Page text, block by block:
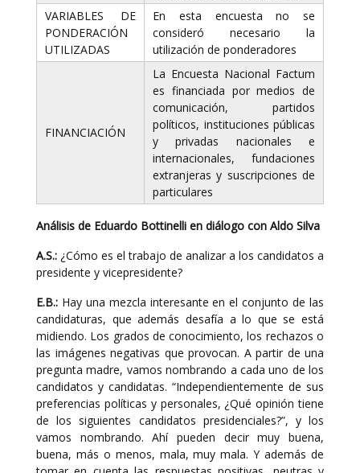
VARIABLES DE
PONDERACIÓN
UTILIZADAS
En esta encuesta no se
consideró necesario la
utilización de ponderadores
FINANCIACIÓN
La Encuesta Nacional Factum
es financiada por medios de
comunicación, partidos
políticos, instituciones públicas
y privadas nacionales e
internacionales, fundaciones
extranjeras y suscripciones de
particulares
Análisis de Eduardo Bottinelli en diálogo con Aldo Silva
A.S.: ¿Cómo es el trabajo de analizar a los candidatos a
presidente y vicepresidente?
E.B.: Hay una mezcla interesante en el conjunto de las
candidaturas, que además desafía a lo que se está
midiendo. Los grados de conocimiento, los rechazos o
las imágenes negativas que provocan. A partir de una
pregunta madre, vamos nombrando a cada uno de los
candidatos y candidatas. “Independientemente de sus
preferencias políticas y personales, ¿Qué opinión tiene
de los siguientes candidatos presidenciales?”, y los
vamos nombrando. Ahí pueden decir muy buena,
buena, más o menos, mala, muy mala. Y además de